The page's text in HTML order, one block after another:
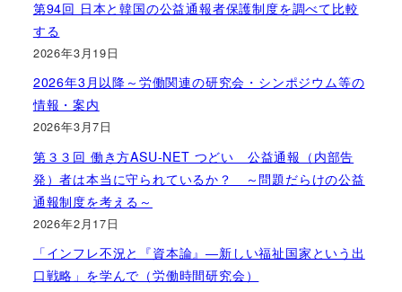
第94回 日本と韓国の公益通報者保護制度を調べて比較
する
2026年3月19日
2026年3月以降～労働関連の研究会・シンポジウム等の
情報・案内
2026年3月7日
第３３回 働き方ASU-NET つどい 公益通報（内部告
発）者は本当に守られているか？ ～問題だらけの公益
通報制度を考える～
2026年2月17日
「インフレ不況と『資本論』―新しい福祉国家という出
口戦略」を学んで（労働時間研究会）